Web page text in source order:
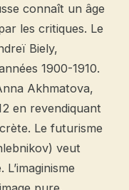
connaît un âge
les critiques. Le
Biely,
1900-1910.
Akhmatova,
en revendiquant
Le futurisme
veut